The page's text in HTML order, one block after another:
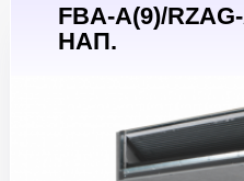
FBA-A(9)/
НАП.